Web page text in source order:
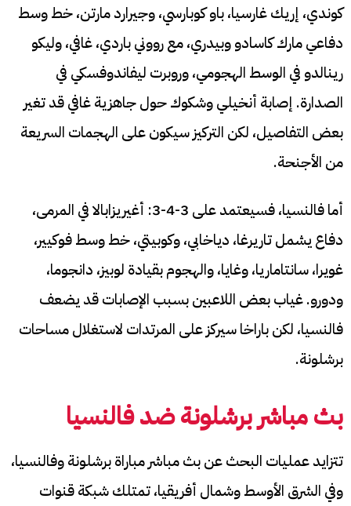
كوندي، إريك غارسيا، باو كوبارسي، وجيرارد مارتن، خط وسط
دفاعي مارك كاسادو وبيدري، مع رووني باردي، غافي، وليكو
رينالدو في الوسط الهجومي، وروبرت ليفاندوفسكي في
الصدارة. إصابة أنخيلي وشكوك حول جاهزية غافي قد تغير
بعض التفاصيل، لكن التركيز سيكون على الهجمات السريعة
من الأجنحة.
أما فالنسيا، فسيعتمد على 3-4-3: أغيريزابالا في المرمى،
دفاع يشمل تاريرغا، دياخابي، وكوبيتي، خط وسط فوكيير،
غويرا، سانتاماريا، وغايا، والهجوم بقيادة لوبيز، دانجوما،
ودورو. غياب بعض اللاعبين بسبب الإصابات قد يضعف
فالنسيا، لكن باراخا سيركز على المرتدات لاستغلال مساحات
برشلونة.
بث مباشر برشلونة ضد فالنسيا
تتزايد عمليات البحث عن بث مباشر مباراة برشلونة وفالنسيا،
وفي الشرق الأوسط وشمال أفريقيا، تمتلك شبكة قنوات